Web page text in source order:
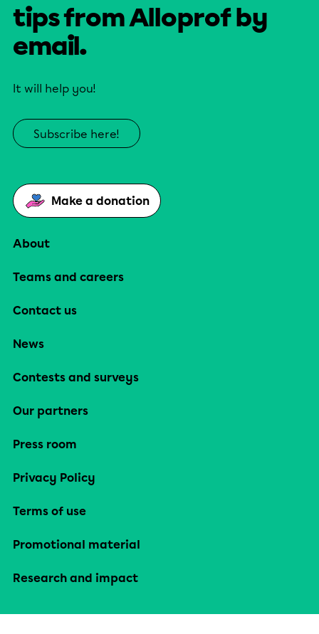
tips from Alloprof by
email.
It will help you!
Subscribe here!
Make a donation
About
Teams and careers
Contact us
News
Contests and surveys
Our partners
Press room
Privacy Policy
Terms of use
Promotional material
Research and impact